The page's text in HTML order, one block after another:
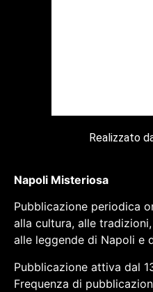
Realizzato
Napoli Misteriosa
Pubblicazione periodica
alla cultura, alle
alle leggende di Napoli e
Pubblicazione attiva dal
Frequenza di